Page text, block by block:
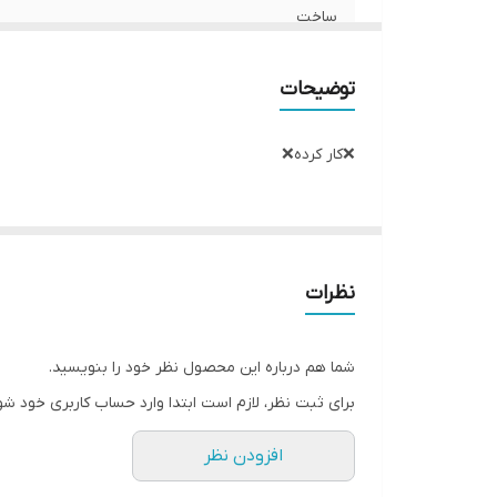
ساخت
توضیحات
❌کار کرده❌
نظرات
شما هم درباره این محصول نظر خود را بنویسید.
برای ثبت نظر، لازم است ابتدا وارد حساب کاربری خود
افزودن نظر